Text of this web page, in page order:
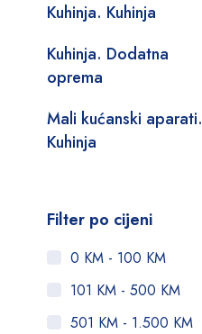
Kuhinja. Kuhinja
Kuhinja. Dodatna
oprema
Mali kućanski aparati.
Kuhinja
Filter po cijeni
0 KM - 100 KM
101 KM - 500 KM
501 KM - 1.500 KM